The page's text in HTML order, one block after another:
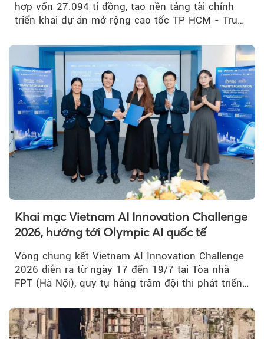
hợp vốn 27.094 tỉ đồng, tạo nền tảng tài chính
triển khai dự án mở rộng cao tốc TP HCM - Trung
kết nối TP HCM với Đồng bằng sông Cửu Long.
Khai mạc Vietnam AI Innovation Challenge
2026, hướng tới Olympic AI quốc tế
Vòng chung kết Vietnam AI Innovation Challenge
2026 diễn ra từ ngày 17 đến 19/7 tại Tòa nhà
FPT (Hà Nội), quy tụ hàng trăm đội thi phát triển